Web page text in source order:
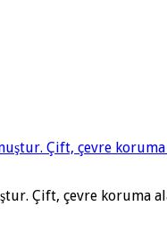
Çift, çevre koruma